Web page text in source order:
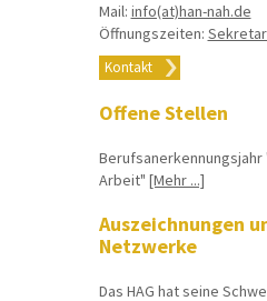
Mail: info(at)han-nah.de
Öffnungszeiten:
Kontakt
Offene Stellen
Berufsanerkennungsjahr
Arbeit" [Mehr ...]
Auszeichnungen
Netzwerke
Das HAG hat seine